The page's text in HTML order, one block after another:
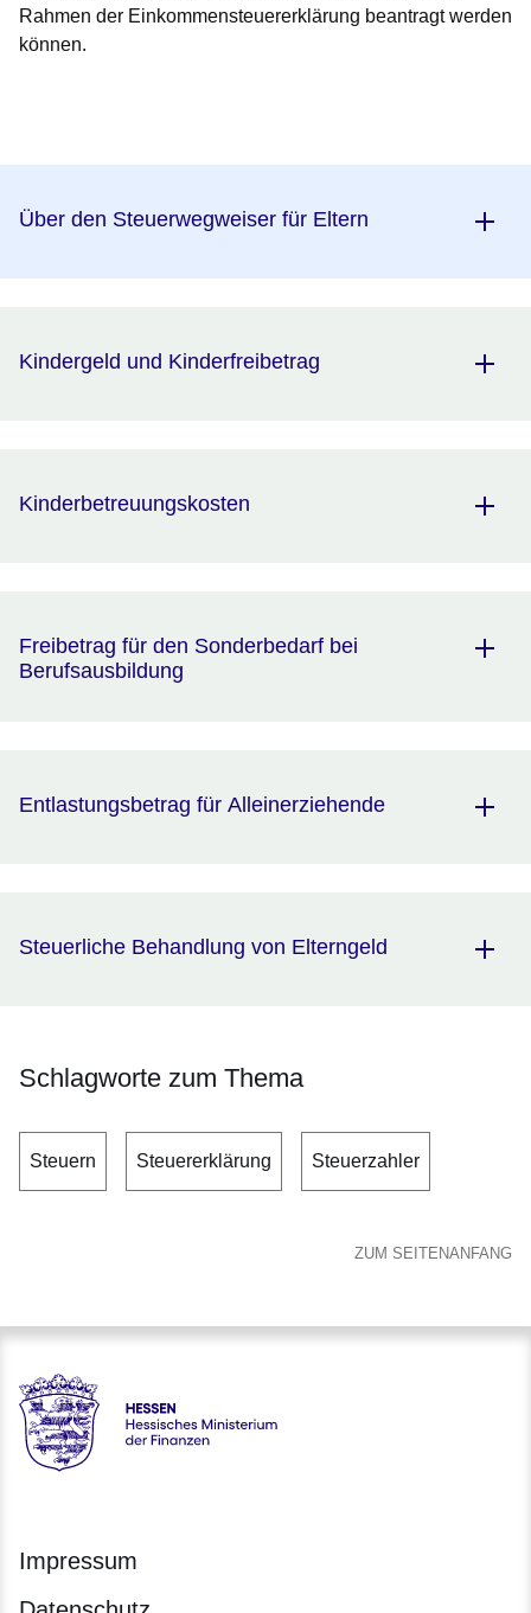
Rahmen der Einkommensteuererklärung beantragt werden
können.
Über den Steuerwegweiser für Eltern
Kindergeld und Kinderfreibetrag
Kinderbetreuungskosten
Freibetrag für den Sonderbedarf bei
Berufsausbildung
Entlastungsbetrag für Alleinerziehende
Steuerliche Behandlung von Elterngeld
Schlagworte zum Thema
Steuern Steuererklärung Steuerzahler
ZUM SEITENANFANG
Hessen - Hessisches Ministerium der Finanzen
Impressum